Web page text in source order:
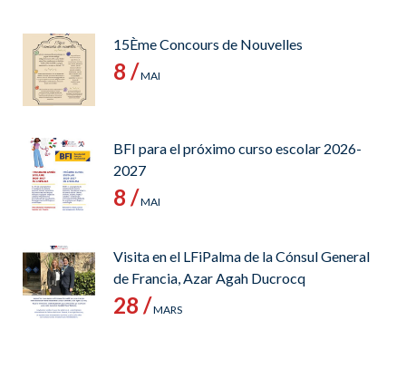
15Ème Concours de Nouvelles
8 /MAI
BFI para el próximo curso escolar 2026-
2027
8 /MAI
Visita en el LFiPalma de la Cónsul General
de Francia, Azar Agah Ducrocq
28 /MARS